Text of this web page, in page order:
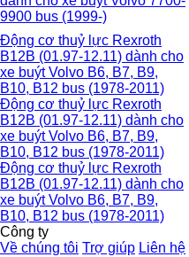
9900 bus (1999-)
Động cơ thuỷ lực Rexroth
B12B (01.97-12.11) dành cho
xe buýt Volvo B6, B7, B9,
B10, B12 bus (1978-2011)
Động cơ thuỷ lực Rexroth
B12B (01.97-12.11) dành cho
xe buýt Volvo B6, B7, B9,
B10, B12 bus (1978-2011)
Động cơ thuỷ lực Rexroth
B12B (01.97-12.11) dành cho
xe buýt Volvo B6, B7, B9,
B10, B12 bus (1978-2011)
Công ty
Về chúng tôi Trợ giúp Liên hệ